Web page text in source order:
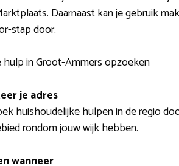
Daarnaast kan je gebruik
stap door.
hulp in Groot-Ammers opzoeken
je adres
huishoudelijke hulpen in de regio
rondom jouw wijk hebben.
wanneer